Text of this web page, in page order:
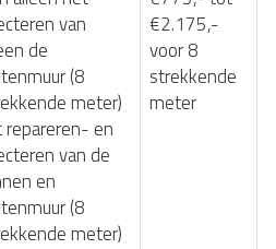
van
de
(8
meter)
en
van de
en
(8
meter)
€2.175,-
voor 8
strekkende
meter